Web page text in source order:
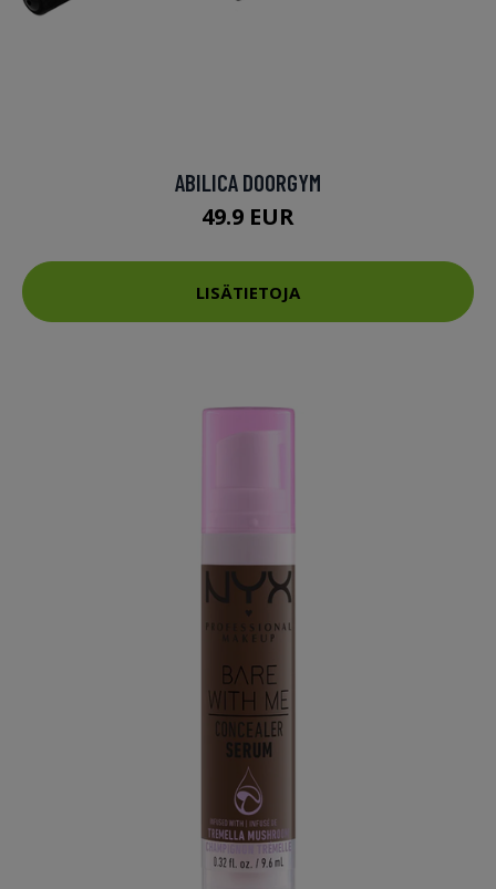
ABILICA DOORGYM
49.9 EUR
LISÄTIETOJA